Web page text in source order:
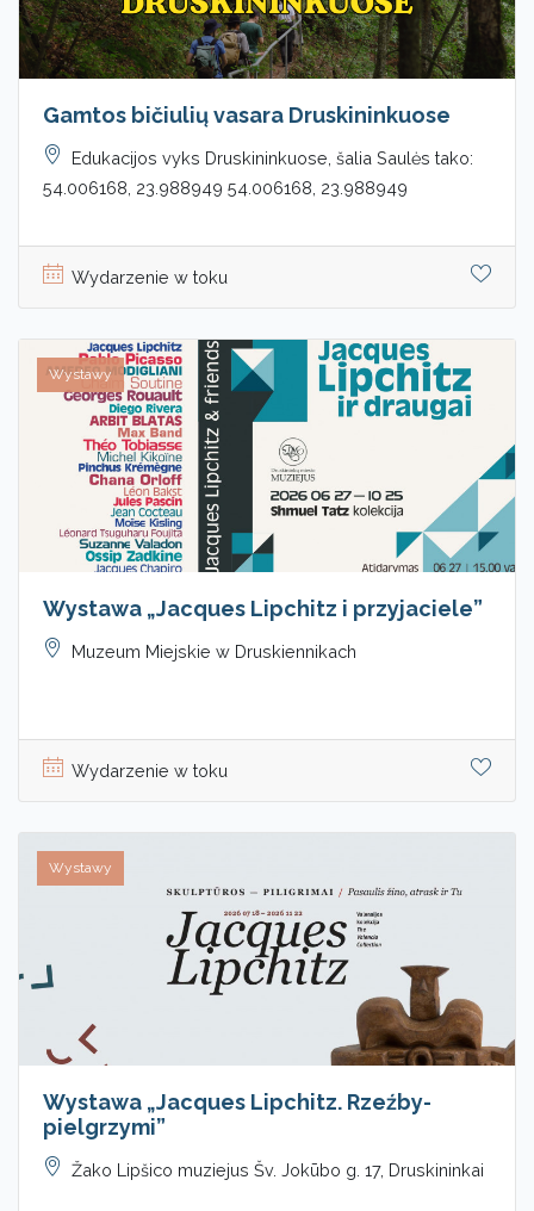
Gamtos bičiulių vasara Druskininkuose
Edukacijos vyks Druskininkuose, šalia Saulės tako:
54.006168, 23.988949 54.006168, 23.988949
Wydarzenie w toku
Wystawy
Wystawa „Jacques Lipchitz i przyjaciele”
Muzeum Miejskie w Druskiennikach
Wydarzenie w toku
Wystawy
Wystawa „Jacques Lipchitz. Rzeźby-
pielgrzymi”
Žako Lipšico muziejus Šv. Jokūbo g. 17, Druskininkai